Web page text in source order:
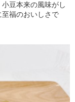
豆本来の風味がし
福のおいしさで